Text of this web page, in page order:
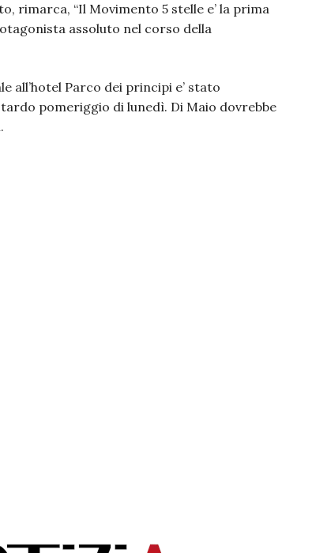
rimarca, “Il Movimento 5 stelle e’ la prima
assoluto nel corso della
Parco dei principi e’ stato
pomeriggio di lunedì. Di Maio dovrebbe